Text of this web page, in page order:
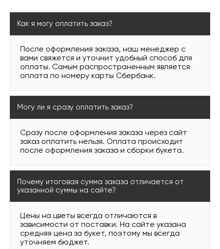
Как я могу оплатить заказ?
После оформления заказа, наш менеджер с
вами свяжется и уточнит удобный способ для
оплаты. Самым распространенным является
оплата по номеру карты Сбербанк.
Могу ли я сразу оплатить заказ?
Сразу после оформления заказа через сайт
заказ оплатить нельзя. Оплата происходит
после оформления заказа и сборки букета.
Почему итоговая сумма заказа отличается от
указанной суммы на сайте?
Цены на цветы всегда отличаются в
зависимости от поставки. На сайте указана
средняя цена за букет, поэтому мы всегда
уточняем бюджет.